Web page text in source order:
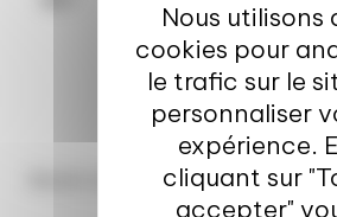
Aucun contenu ne correspond.
Nous utilisons
cookies pour
le trafic sur le
personnaliser
expérience.
cliquant sur
accepter"